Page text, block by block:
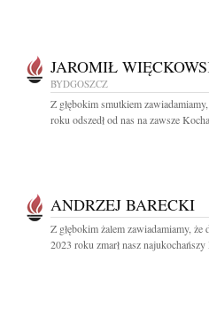
JAROMIŁ
BYDGOSZCZ
Z głębokim smutkiem
roku odszedł od nas na zawsze
ANDRZEJ BARECKI
Z głębokim żalem zawiadamiamy, że
2023 roku zmarł nasz najukochańszy